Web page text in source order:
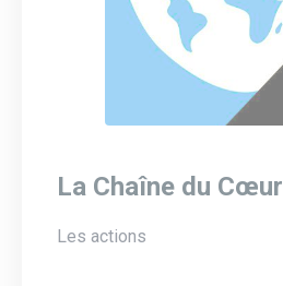
La Chaîne du Cœur
Les actions